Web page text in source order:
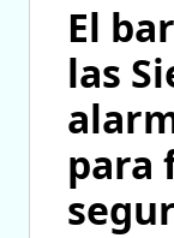
El
las
para